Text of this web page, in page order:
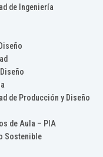
de Ingeniería
de Producción y Diseño
de Aula – PIA
Sostenible